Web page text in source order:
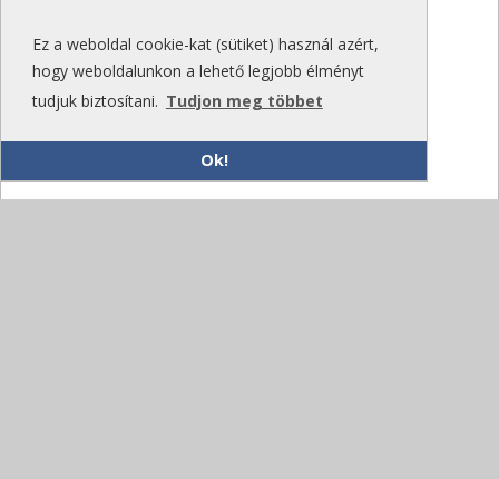
Ez a weboldal cookie-kat (sütiket) használ azért,
hogy weboldalunkon a lehető legjobb élményt
tudjuk biztosítani. Tudjon meg többet
Ok!